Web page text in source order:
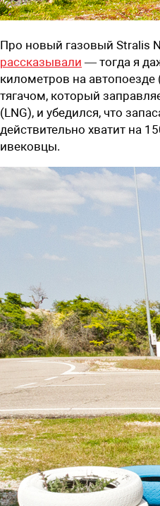
Про новый газовый Stralis
рассказывали — тогда я
километров на
тягачом, который
(LNG), и убедился, что
действительно хватит на
ивековцы.